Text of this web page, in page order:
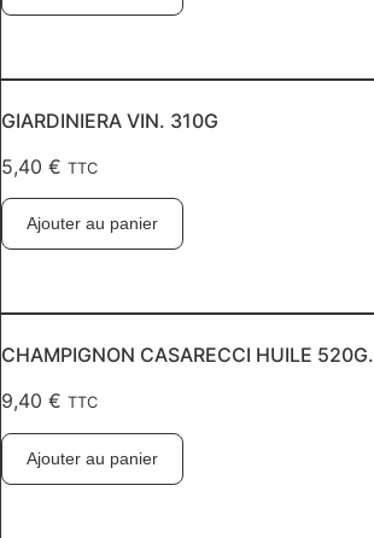
GIARDINIERA VIN. 310G
5,40 € TTC
Ajouter au panier
CHAMPIGNON CASARECCI HUILE 520G.
9,40 € TTC
Ajouter au panier